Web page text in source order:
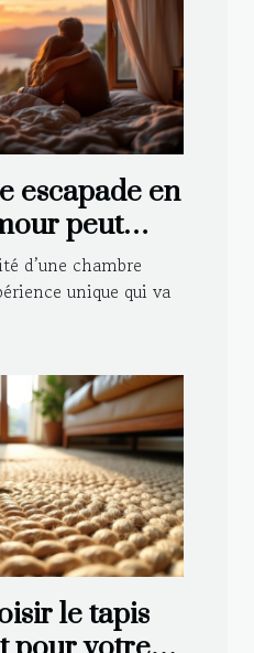
escapade en
peut
relation ?
d’une chambre
unique qui va
le tapis